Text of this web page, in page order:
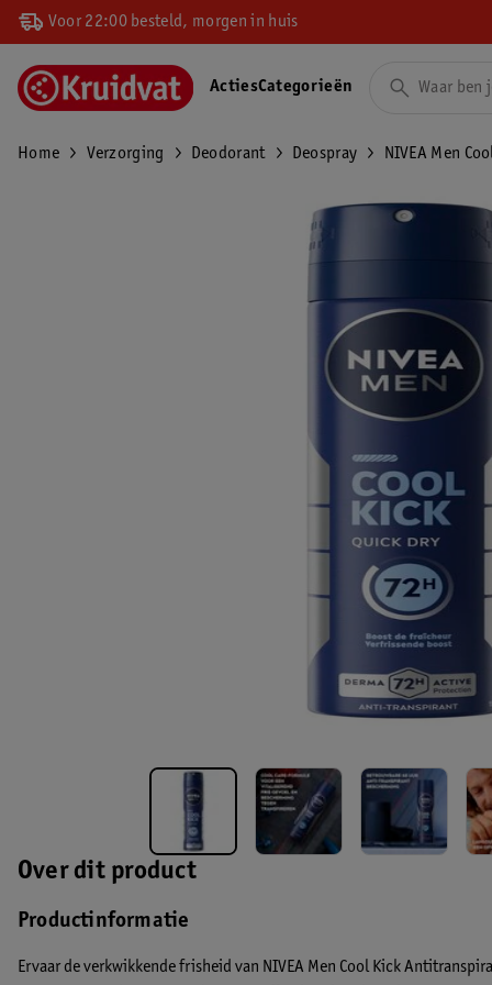
Voor 22:00 besteld, morgen in huis
ActiesCategorieën
Home Verzorging Deodorant Deospray NIVEA Men
Over dit product
Productinformatie
Ervaar de verkwikkende frisheid van NIVEA Men Cool Kick